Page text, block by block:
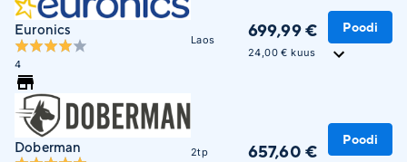
Euronics
4
Laos 699,99 €
24,00 € kuus
Poodi
Doberman 2tp 657,60 €
Poodi